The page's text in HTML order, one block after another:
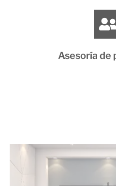
Asesoría de